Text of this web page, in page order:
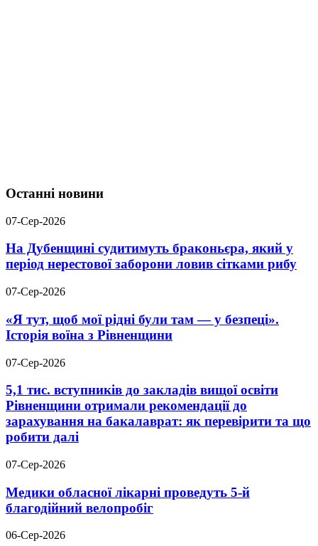
Останні новини
07-Сер-2026
На Дубенщині судитимуть браконьєра, який у
період нерестової заборони ловив сітками рибу
07-Сер-2026
«Я тут, щоб мої рідні були там — у безпеці».
Історія воїна з Рівненщини
07-Сер-2026
5,1 тис. вступників до закладів вищої освіти
Рівненщини отримали рекомендації до
зарахування на бакалаврат: як перевірити та що
робити далі
07-Сер-2026
Медики обласної лікарні проведуть 5-й
благодійний велопробіг
06-Сер-2026